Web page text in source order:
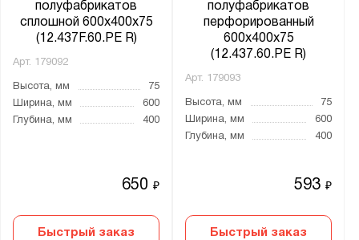
полуфабрикатов
сплошной 600х400х75
(12.437F.60.PE R)
Арт. 179092
Высота, мм
75
Ширина, мм
600
Глубина, мм
400
650₽
Быстрый заказ
полуфабрикатов
перфорированный
600х400х75
(12.437.60.PE R)
Арт. 179093
Высота, мм
75
Ширина, мм
600
Глубина, мм
400
593₽
Быстрый заказ